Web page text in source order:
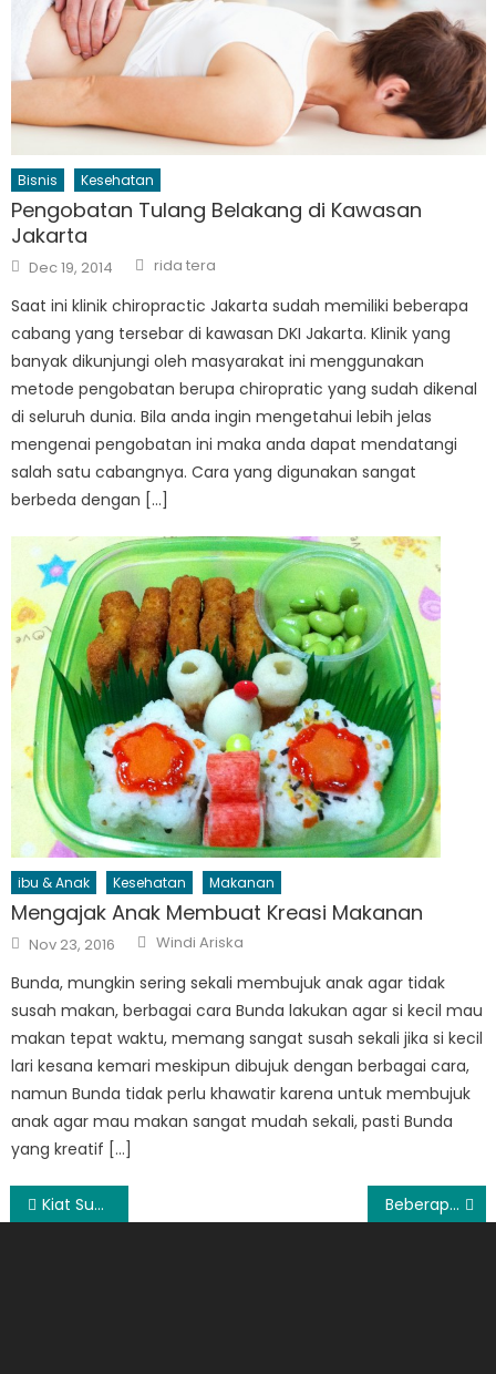
Bisnis Kesehatan
Pengobatan Tulang Belakang di Kawasan
Jakarta
Posted
on
Dec 19, 2014 Author
rida tera
Saat ini klinik chiropractic Jakarta sudah memiliki beberapa
cabang yang tersebar di kawasan DKI Jakarta. Klinik yang
banyak dikunjungi oleh masyarakat ini menggunakan
metode pengobatan berupa chiropratic yang sudah dikenal
di seluruh dunia. Bila anda ingin mengetahui lebih jelas
mengenai pengobatan ini maka anda dapat mendatangi
salah satu cabangnya. Cara yang digunakan sangat
berbeda dengan […]
ibu & Anak Kesehatan Makanan
Mengajak Anak Membuat Kreasi Makanan
Posted
on
Nov 23, 2016 Author
Windi Ariska
Bunda, mungkin sering sekali membujuk anak agar tidak
susah makan, berbagai cara Bunda lakukan agar si kecil mau
makan tepat waktu, memang sangat susah sekali jika si kecil
lari kesana kemari meskipun dibujuk dengan berbagai cara,
namun Bunda tidak perlu khawatir karena untuk membujuk
anak agar mau makan sangat mudah sekali, pasti Bunda
yang kreatif […]
Post
Kiat Sukses Menjadi Seorang Marketing Beberapa Cara Atau Tips Menghilangkan Jerawat